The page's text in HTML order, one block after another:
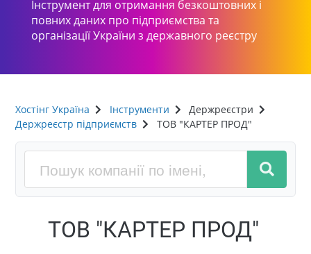
Інструмент для отримання безкоштовних і
повних даних про підприємства та
організації України з державного реєстру
Хостінг Україна Інструменти
Держреєстри
Держреєстр підприємств
ТОВ "КАРТЕР ПРОД"
ТОВ "КАРТЕР ПРОД"